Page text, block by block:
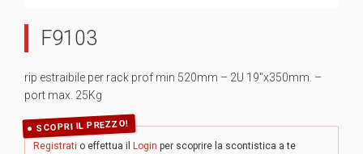
F9103
rip estraibile per rack prof min 520mm – 2U 19″x350mm. –
port max. 25Kg
SCOPRI IL PREZZO!
Registrati o effettua il Login per scoprire la scontistica a te